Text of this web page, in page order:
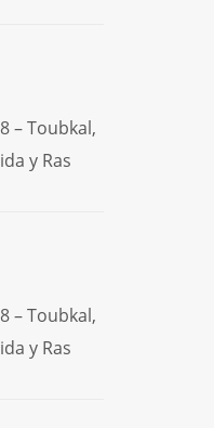
– Toubkal,
y Ras
– Toubkal,
y Ras